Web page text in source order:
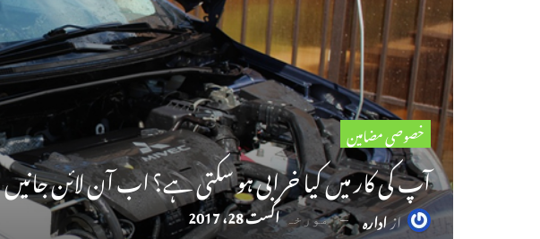
خصوصی مضامین
آپ کی کار میں کیا خرابی ہو سکتی ہے؟ اب آن لائن جانیں
ازادارہ مورخہاگست 28، 2017